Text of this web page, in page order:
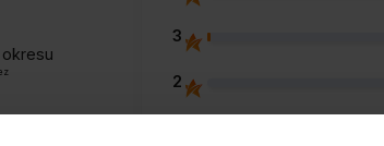
okresu
3
2